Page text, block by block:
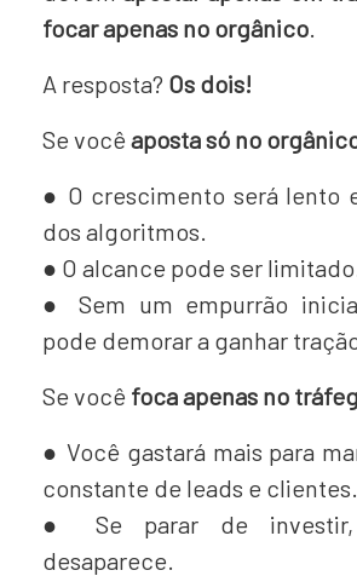
focar apenas no orgânico.
A resposta? Os dois!
Se você aposta só no
● O crescimento será lento
dos algoritmos.
● O alcance pode ser
● Sem um empurrão
pode demorar a ganhar
Se você foca apenas no
● Você gastará mais para
constante de leads e clientes.
● Se parar de
desaparece.